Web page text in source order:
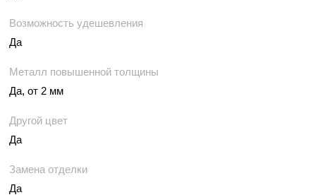
Возможность удешевления
Да
Металл повышенной толщины
Да, от 2 мм
Другой цвет
Да
Замена отделки
Да